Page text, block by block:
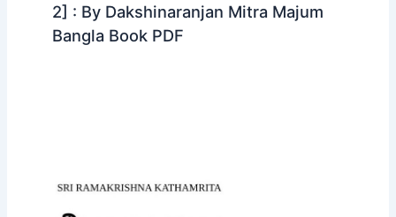
2] : By Dakshinaranjan Mitra Majum
Bangla Book PDF